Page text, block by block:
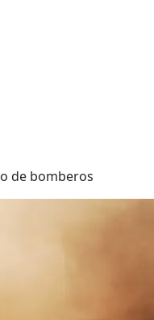
de bomberos